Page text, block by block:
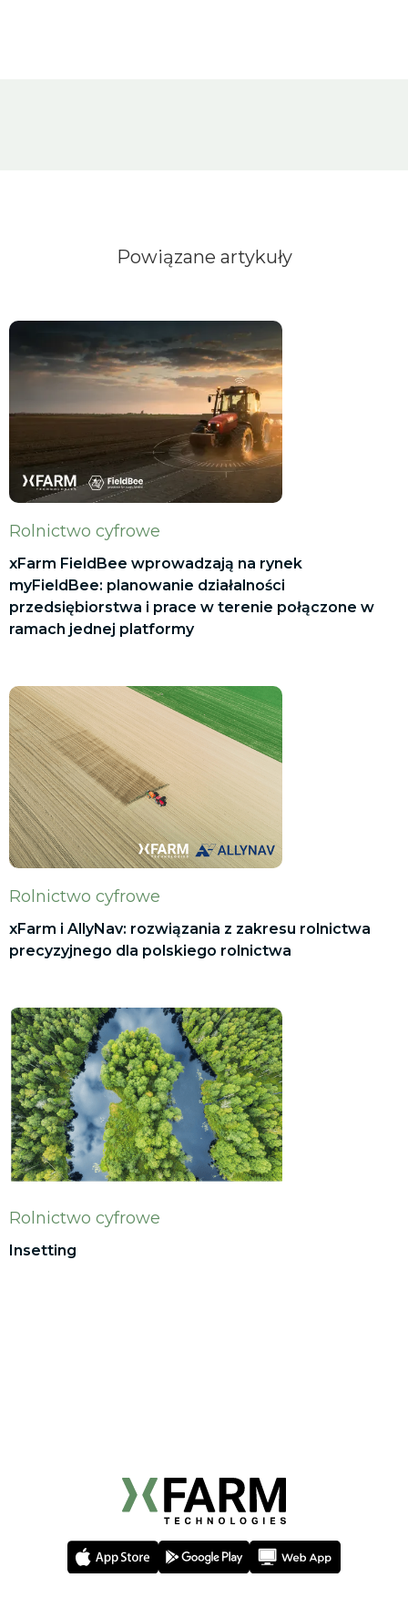
Powiązane artykuły
Rolnictwo cyfrowe
xFarm FieldBee wprowadzają na rynek
myFieldBee: planowanie działalności
przedsiębiorstwa i prace w terenie połączone w
ramach jednej platformy
Rolnictwo cyfrowe
xFarm i AllyNav: rozwiązania z zakresu rolnictwa
precyzyjnego dla polskiego rolnictwa
Rolnictwo cyfrowe
Insetting